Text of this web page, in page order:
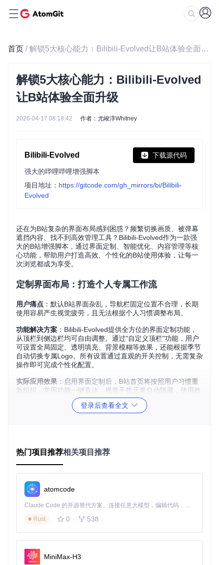
首页 / 解锁5大核心能力：Bilibili-Evolved让B站体验全面升级
解锁5大核心能力：Bilibili-Evolved
让B站体验全面升级
2026-04-17 08:18:42 作者：尤峻淳Whitney
Bilibili-Evolved 下载源代码
强大的哔哩哔哩增强脚本
项目地址： https://gitcode.com/gh_mirrors/bi/Bilibili-
Evolved
还在为B站复杂的界面布局感到困惑？频繁切换画质、被弹幕
遮挡内容、找不到高效管理工具？Bilibili-Evolved作为一款强
大的B站增强脚本，通过界面定制、智能优化、内容管理等核
心功能，帮助用户打造高效、个性化的B站使用体验，让每一
次浏览都成为享受。
定制界面布局：打造个人专属工作流
用户痛点 ：默认B站界面杂乱，导航栏固定位置不合理，长期
使用容易产生视觉疲劳，且无法根据个人习惯调整布局。
功能解决方案 ：Bilibili-Evolved提供全方位的界面定制功能，
从顶栏到侧边栏均可自由调整。通过"自定义顶栏"功能，用户
可设置全局固定、透明填充、背景模糊等效果，还能根据季节
自动切换专属Logo。所有设置通过直观的开关控制，无需复杂
操作即可完成个性化配置。
实际应用效果 ：启用界面定制后，B站首页将按照用户习惯重
新组织，常用功能一键直达，视觉干扰元素自动隐藏，使用效
用户痛点：功能太多难以管理，不需要的组件占用系统资源，
常用功能却深藏菜单之中，影响使用效率。
功能解决方案
或禁用功能组件。支持批量安装本地文件和在线组件库，已安
装组件清晰分类展示，可随时卸载不需要的功能，让系统保持
轻盈高效。
：根据使用习惯定制组件后，界面简洁有序，启
动速度提升30%，功能查找时间缩短60%，告别繁琐的菜单层
级。
登录后查看全文
热门项目推荐相关项目推荐
atomcode
Claude Code 的开源替代方案。连接任意大模型，编辑代码，运行命令，自动验证 — 全自动执行。用 Rust 构建，极致性能。 ｜ An open-source alternative to Claude Code. Connect any LLM, edit code, run commands, and verify changes — autonomously. Built in Rust for speed. Get Started
Rust
0 538
MiniMax-H3